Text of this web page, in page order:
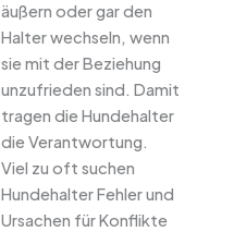
äußern oder gar den
Halter wechseln, wenn
sie mit der Beziehung
unzufrieden sind. Damit
tragen die Hundehalter
die Verantwortung.
Viel zu oft suchen
Hundehalter Fehler und
Ursachen für Konflikte